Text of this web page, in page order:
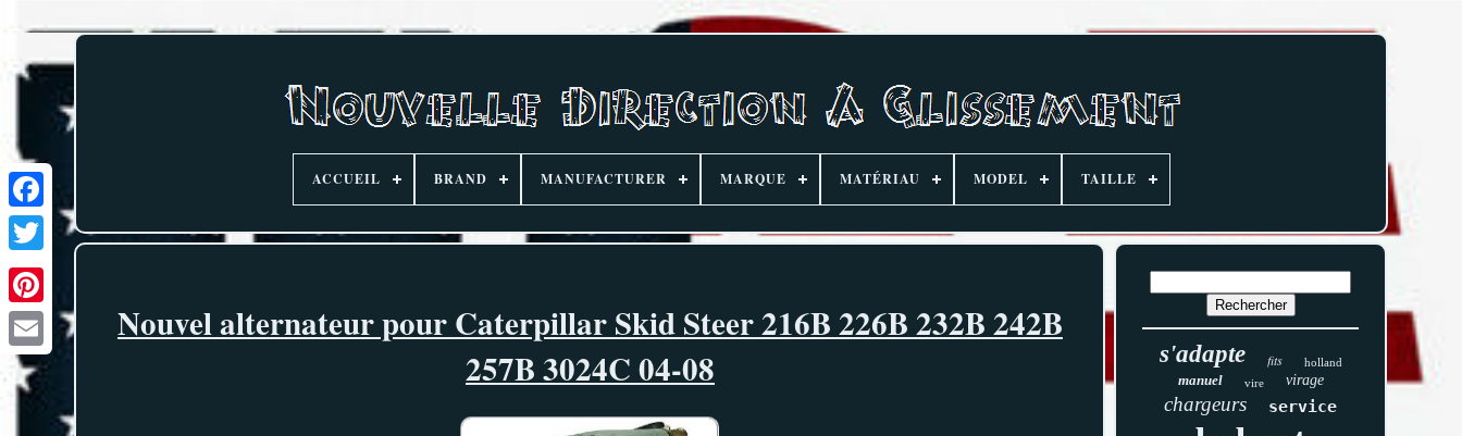
ACCUEIL BRAND MANUFACTURER MARQUE MATÉRIAU MODEL TAILLE
Nouvel alternateur pour Caterpillar Skid Steer 216B 226B 232B 242B
257B 3024C 04-08
s'adapte fits holland
manuel vire virage
chargeurs service